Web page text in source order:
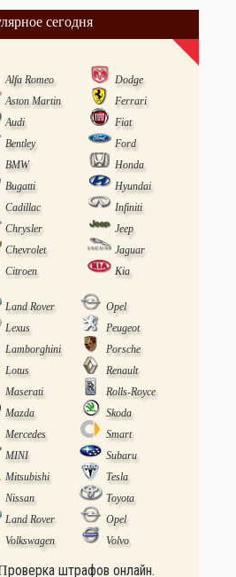
сегодня
Alfa Romeo
Dodge
Aston Martin
Ferrari
Audi
Fiat
Bentley
Ford
BMW
Honda
Bugatti
Hyundai
Cadillac
Infiniti
Chrysler
Jeep
Chevrolet
Jaguar
Citroen
Kia
Land Rover
Opel
Lexus
Peugeot
Lamborghini
Porsche
Lotus
Renault
Maserati
Rolls-Royce
Mazda
Skoda
Mercedes
Smart
MINI
Subaru
Mitsubishi
Tesla
Nissan
Toyota
Land Rover
Opel
Volkswagen
Volvo
Проверка штрафов онлайн.